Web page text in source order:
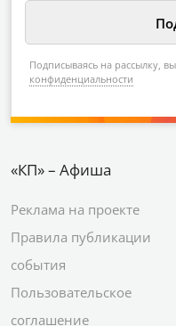
Подписываясь на рассылку,
конфиденциальности
«КП» – Афиша
Реклама на проекте
Правила публикации
события
Пользовательское
соглашение